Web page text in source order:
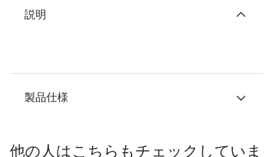
説明
製品仕様
他の人はこちらもチェックしていま